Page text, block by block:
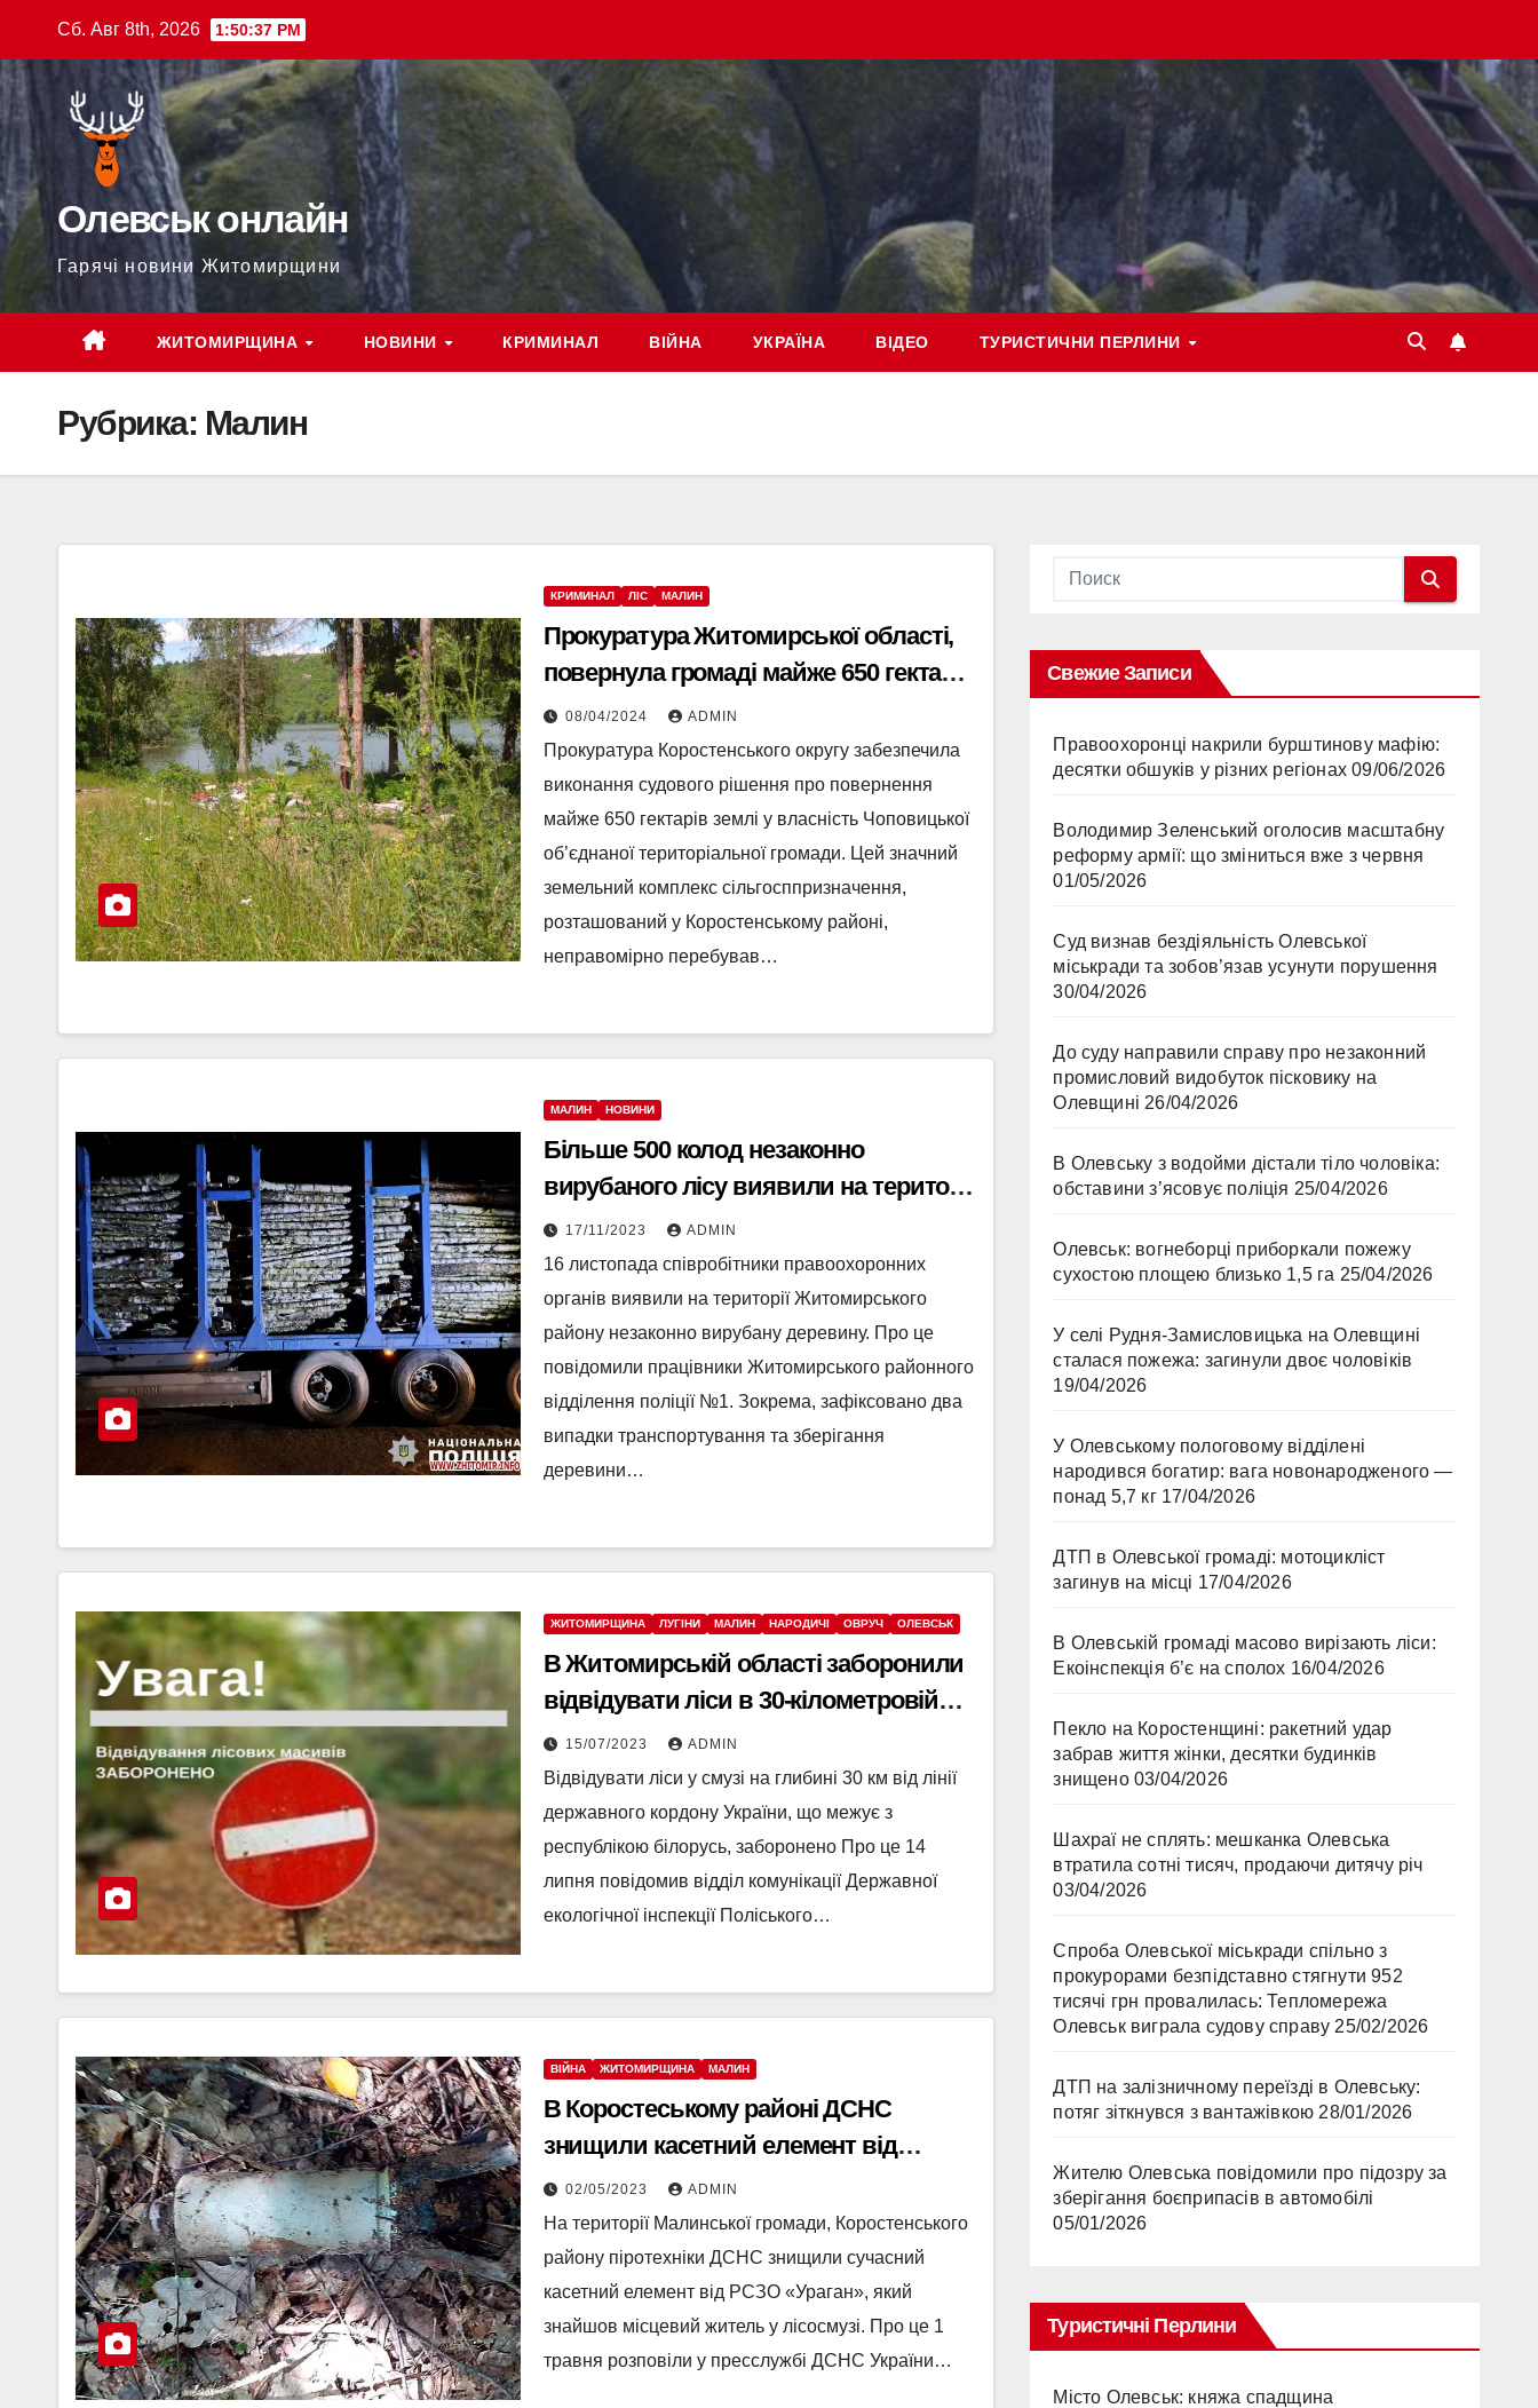
содержимому
Сб. Авг 8th, 2026 1:50:39 PM
Олевськ онлайн
Гарячі новини Житомирщини
ЖИТОМИРЩИНА НОВИНИ КРИМИНАЛ ВІЙНА УКРАЇНА ВІДЕО ТУРИСТИЧНИ ПЕРЛИНИ
Рубрика: Малин
КРИМИНАЛ ЛІС МАЛИН
Прокуратура Житомирської області,
повернула громаді майже 650 гектарів
землі, що оцінюється у 162 мільйони
гривень
08/04/2024 ADMIN
Прокуратура Коростенського округу забезпечила
виконання судового рішення про повернення
майже 650 гектарів землі у власність Чоповицької
об’єднаної територіальної громади. Цей значний
земельний комплекс сільгосппризначення,
розташований у Коростенському районі,
неправомірно перебував…
МАЛИН НОВИНИ
Більше 500 колод незаконно
вирубаного лісу виявили на території
Житомирської області
17/11/2023 ADMIN
16 листопада співробітники правоохоронних
органів виявили на території Житомирського
району незаконно вирубану деревину. Про це
повідомили працівники Житомирського районного
відділення поліції №1. Зокрема, зафіксовано два
випадки транспортування та зберігання
деревини…
ЖИТОМИРЩИНА ЛУГІНИ МАЛИН НАРОДИЧІ ОВРУЧ ОЛЕВСЬК
В Житомирській області заборонили
відвідувати ліси в 30-кілометровій
зоні біля кордону
15/07/2023 ADMIN
Відвідувати ліси у смузі на глибині 30 км від лінії
державного кордону України, що межує з
республікою білорусь, заборонено Про це 14
липня повідомив відділ комунікації Державної
екологічної інспекції Поліського…
ВІЙНА ЖИТОМИРЩИНА МАЛИН
В Коростеському районі ДСНС
знищили касетний елемент від
«Урагану»
02/05/2023 ADMIN
На території Малинської громади, Коростенського
району піротехніки ДСНС знищили сучасний
касетний елемент від РСЗО «Ураган», який
знайшов місцевий житель у лісосмузі. Про це 1
травня розповіли у пресслужбі ДСНС України…
Свежие Записи
Правоохоронці накрили бурштинову мафію:
десятки обшуків у різних регіонах 09/06/2026
Володимир Зеленський оголосив масштабну
реформу армії: що зміниться вже з червня
01/05/2026
Суд визнав бездіяльність Олевської
міськради та зобов’язав усунути порушення
30/04/2026
До суду направили справу про незаконний
промисловий видобуток пісковику на
Олевщині 26/04/2026
В Олевську з водойми дістали тіло чоловіка:
обставини з’ясовує поліція 25/04/2026
Олевськ: вогнеборці приборкали пожежу
сухостою площею близько 1,5 га 25/04/2026
У селі Рудня-Замисловицька на Олевщині
сталася пожежа: загинули двоє чоловіків
19/04/2026
У Олевському пологовому відділені
народився богатир: вага новонародженого —
понад 5,7 кг 17/04/2026
ДТП в Олевської громаді: мотоцикліст
загинув на місці 17/04/2026
В Олевській громаді масово вирізають ліси:
Екоінспекція б’є на сполох 16/04/2026
Пекло на Коростенщині: ракетний удар
забрав життя жінки, десятки будинків
знищено 03/04/2026
Шахраї не сплять: мешканка Олевська
втратила сотні тисяч, продаючи дитячу річ
03/04/2026
Спроба Олевської міськради спільно з
прокурорами безпідставно стягнути 952
тисячі грн провалилась: Тепломережа
Олевськ виграла судову справу 25/02/2026
ДТП на залізничному переїзді в Олевську:
потяг зіткнувся з вантажівкою 28/01/2026
Жителю Олевська повідомили про підозру за
зберігання боєприпасів в автомобілі
05/01/2026
Туристичні Перлини
Місто Олевськ: княжа спадщина